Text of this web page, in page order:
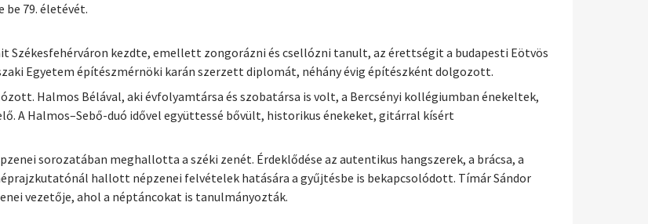
79. életévét.
Székesfehérváron kezdte, emellett zongorázni és csellózni tanult, az érettségit a budapesti Eötvös
Egyetem építészmérnöki karán szerzett diplomát, néhány évig építészként dolgozott.
Halmos Bélával, aki évfolyamtársa és szobatársa is volt, a Bercsényi kollégiumban énekeltek,
A Halmos–Sebő-duó idővel együttessé bővült, historikus énekeket, gitárral kísért
sorozatában meghallotta a széki zenét. Érdeklődése az autentikus hangszerek, a brácsa, a
hallott népzenei felvételek hatására a gyűjtésbe is bekapcsolódott. Tímár Sándor
vezetője, ahol a néptáncokat is tanulmányozták.